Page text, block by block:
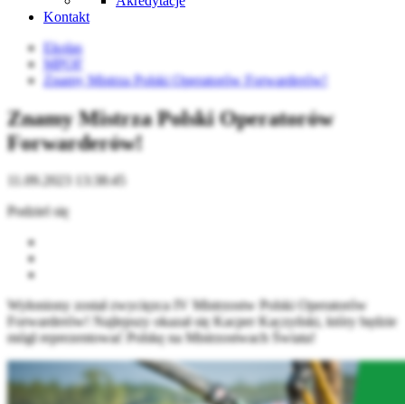
Kontakt
Ekolas
MPOF
Znamy Mistrza Polski Operatorów Forwarderów!
Znamy Mistrza Polski Operatorów
Forwarderów!
11.09.2023 13:38:45
Podziel się
Wyłoniony został zwycięzca IV Mistrzostw Polski Operatorów
Forwarderów! Najlepszy okazał się Kacper Kaczyński, który będzie
mógł reprezentować Polskę na Mistrzostwach Świata!